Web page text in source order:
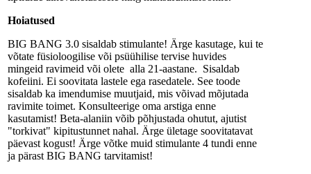
Hoiatused
BIG BANG 3.0 sisaldab stimulante! Ärge kasutage, kui te
võtate füsioloogilise või psüühilise tervise huvides
mingeid ravimeid või olete alla 21-aastane. Sisaldab
kofeiini. Ei soovitata lastele ega rasedatele. See toode
sisaldab ka imendumise muutjaid, mis võivad mõjutada
ravimite toimet. Konsulteerige oma arstiga enne
kasutamist! Beta-alaniin võib põhjustada ohutut, ajutist
"torkivat" kipitustunnet nahal. Ärge ületage soovitatavat
päevast kogust! Ärge võtke muid stimulante 4 tundi enne
ja pärast BIG BANG tarvitamist!